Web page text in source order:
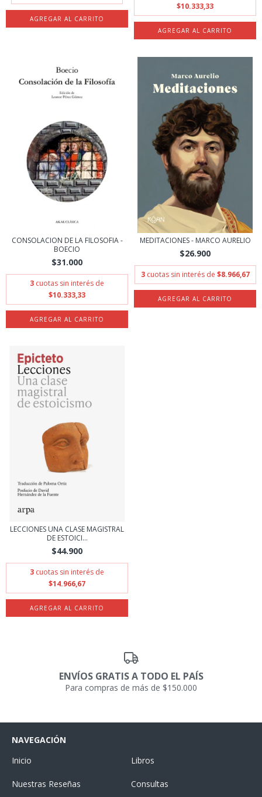
$10.333,33
CONSOLACION DE LA FILOSOFIA -
BOECIO
$31.000
3 cuotas sin interés de
$10.333,33
MEDITACIONES - MARCO AURELIO
$26.900
3 cuotas sin interés de $8.966,67
LECCIONES UNA CLASE MAGISTRAL
DE ESTOICI...
$44.900
3 cuotas sin interés de
$14.966,67
ENVÍOS GRATIS A TODO EL PAÍS
Para compras de más de $150.000
NAVEGACIÓN
Inicio
Libros
Nuestras Reseñas Consultas